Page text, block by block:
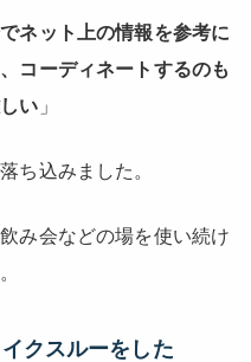
ネット上の情報を参考に
コーディネートするのも
い 」
ち込みました。
み会などの場を使い続け
クスルーをした